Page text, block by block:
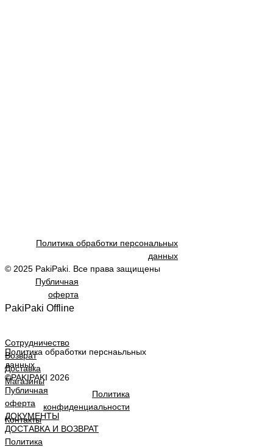
Политика обработки персональных
данных
© 2025 PakiPaki. Все права защищены
Публичная
оферта
PakiPaki Offline
Сотрудничество
Возврат
Доставка
Магазины
Политика
конфиденциальности
Контакты
Политика обработки перснаьльных
данных
©PAKIPAKI 2026
Публичная
оферта
ДОКУМЕНТЫ
ДОСТАВКА И ВОЗВРАТ
Политика